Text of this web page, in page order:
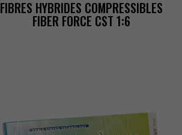
FIBRESHYBRIDESCOMPRESSIBLES
FIBERFORCECST1:6